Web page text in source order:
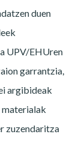
duen
UPV/EHUren
garrantzia,
argibideak
zuzendaritza